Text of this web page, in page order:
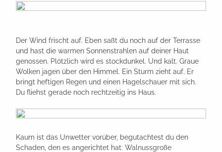
Der Wind frischt auf. Eben saßt du noch auf der Terrasse
und hast die warmen Sonnenstrahlen auf deiner Haut
genossen. Plötzlich wird es stockdunkel. Und kalt. Graue
Wolken jagen über den Himmel. Ein Sturm zieht auf. Er
bringt heftigen Regen und einen Hagelschauer mit sich.
Du fliehst gerade noch rechtzeitig ins Haus.
Kaum ist das Unwetter vorüber, begutachtest du den
Schaden, den es angerichtet hat: Walnussgroße